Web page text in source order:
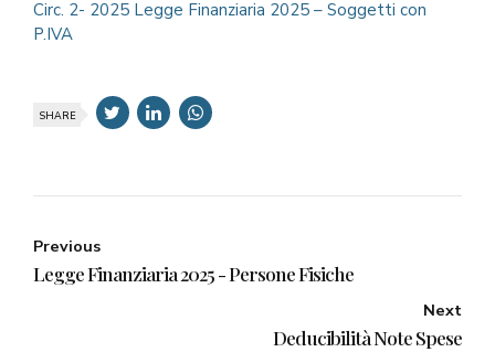
Circ. 2- 2025 Legge Finanziaria 2025 – Soggetti con
P.IVA
SHARE
Previous
Legge Finanziaria 2025 - Persone Fisiche
Next
Deducibilità Note Spese